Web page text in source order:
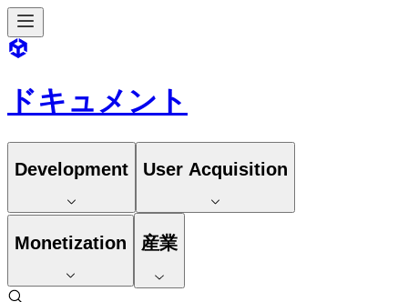
ドキュメント
Development User Acquisition
Monetization 産業